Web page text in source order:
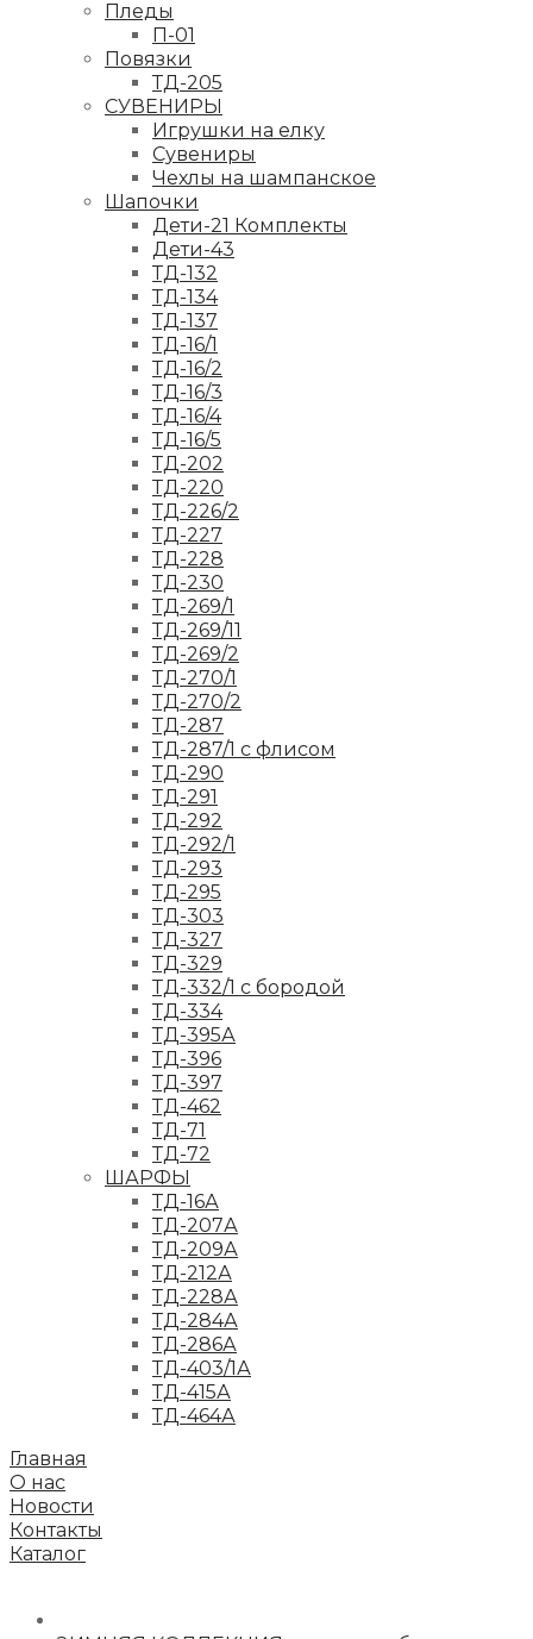
Пледы
П-01
Повязки
ТД-205
СУВЕНИРЫ
Игрушки на елку
Сувениры
Чехлы на шампанское
Шапочки
Дети-21 Комплекты
Дети-43
ТД-132
ТД-134
ТД-137
ТД-16/1
ТД-16/2
ТД-16/3
ТД-16/4
ТД-16/5
ТД-202
ТД-220
ТД-226/2
ТД-227
ТД-228
ТД-230
ТД-269/1
ТД-269/11
ТД-269/2
ТД-270/1
ТД-270/2
ТД-287
ТД-287/1 с флисом
ТД-290
ТД-291
ТД-292
ТД-292/1
ТД-293
ТД-295
ТД-303
ТД-327
ТД-329
ТД-332/1 с бородой
ТД-334
ТД-395А
ТД-396
ТД-397
ТД-462
ТД-71
ТД-72
ШАРФЫ
ТД-16А
ТД-207А
ТД-209А
ТД-212А
ТД-228А
ТД-284А
ТД-286А
ТД-403/1А
ТД-415А
ТД-464А
Главная
О нас
Новости
Контакты
Каталог